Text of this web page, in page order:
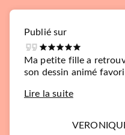
Publié sur
Ma petite fille a
son dessin animé favori
Lire la suite